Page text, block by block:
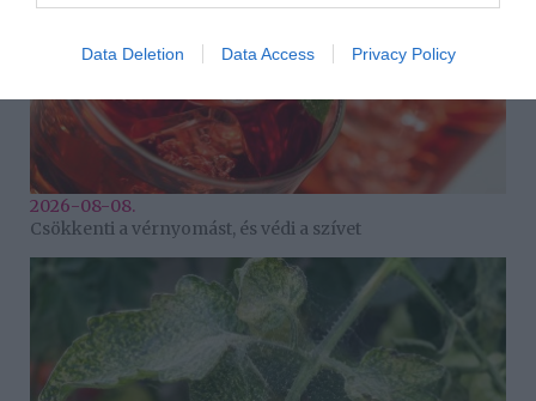
Data Deletion Data Access Privacy Policy
2026-08-08.
Csökkenti a vérnyomást, és védi a szívet